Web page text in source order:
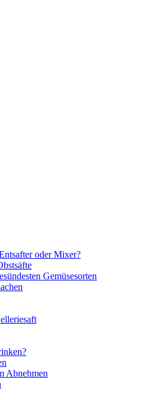
oder Mixer?
Gemüsesorten
Abnehmen